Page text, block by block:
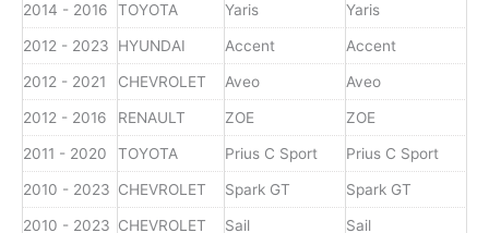
2014 - 2016 TOYOTA Yaris Yaris
2012 - 2023 HYUNDAI Accent Accent
2012 - 2021 CHEVROLET Aveo Aveo
2012 - 2016 RENAULT ZOE ZOE
2011 - 2020 TOYOTA Prius C Sport Prius C Sport
2010 - 2023 CHEVROLET Spark GT Spark GT
2010 - 2023 CHEVROLET Sail Sail